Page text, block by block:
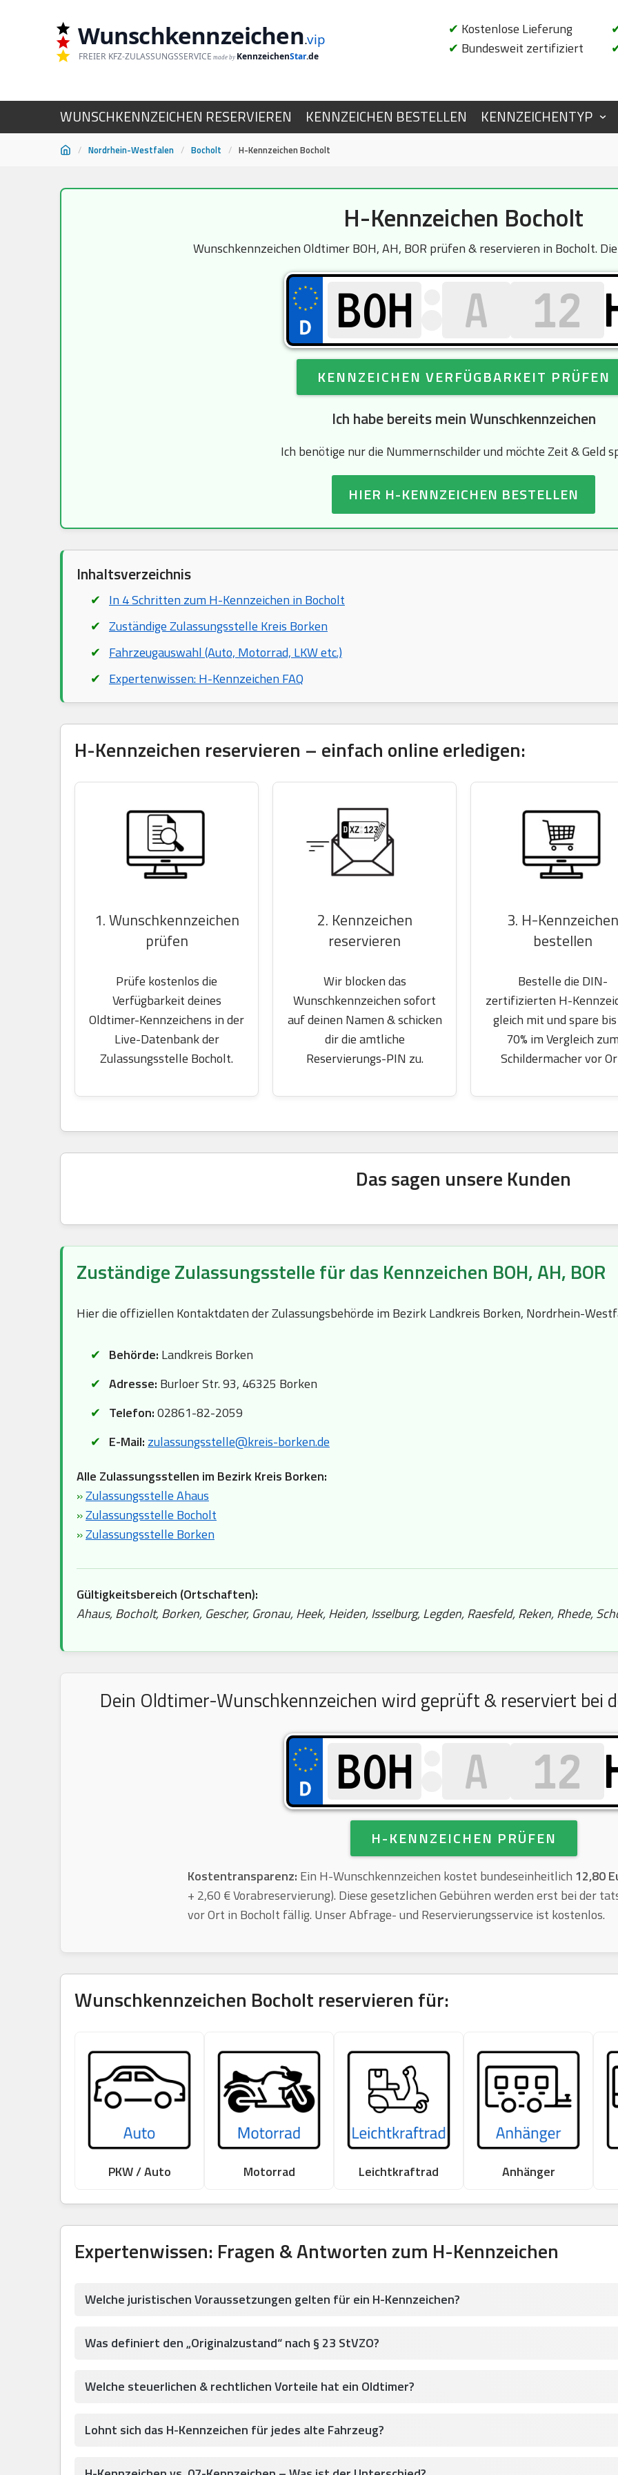
Wunschkennzeichen.vip
FREIER KFZ-ZULASSUNGSSERVICE made by KennzeichenStar.de
✔ Kostenlose Lieferung
✔ Bundesweit zertifiziert
WUNSCHKENNZEICHEN RESERVIEREN KENNZEICHEN BESTELLEN KENNZEICHENTYP
/ Nordrhein-Westfalen / Bocholt / H-Kennzeichen Bocholt
H-Kennzeichen Bocholt
Wunschkennzeichen Oldtimer BOH, AH, BOR prüfen & reservieren in Bocholt.
KENNZEICHEN VERFÜGBARKEIT PRÜFEN
Ich habe bereits mein Wunschkennzeichen
Ich benötige nur die Nummernschilder und möchte Zeit & Geld
HIER H-KENNZEICHEN BESTELLEN
Inhaltsverzeichnis
In 4 Schritten zum H-Kennzeichen in Bocholt
Zuständige Zulassungsstelle Kreis Borken
Fahrzeugauswahl (Auto, Motorrad, LKW etc.)
Expertenwissen: H-Kennzeichen FAQ
H-Kennzeichen reservieren – einfach online erledigen:
1. Wunschkennzeichen
prüfen
Prüfe kostenlos die
Verfügbarkeit deines
Oldtimer-Kennzeichens in der
Live-Datenbank der
Zulassungsstelle Bocholt.
2. Kennzeichen
reservieren
Wir blocken das
Wunschkennzeichen sofort
auf deinen Namen & schicken
dir die amtliche
Reservierungs-PIN zu.
3. H-Kennzeichen
bestellen
Bestelle die DIN-
zertifizierten H-
gleich mit und spare
70% im Vergleich zum
Schildermacher vor
Das sagen unsere Kunden
Zuständige Zulassungsstelle für das Kennzeichen BOH, AH, BOR
Hier die offiziellen Kontaktdaten der Zulassungsbehörde im Bezirk Landkreis Borken, Nordrhein-
Behörde: Landkreis Borken
Adresse: Burloer Str. 93, 46325 Borken
Telefon:02861-82-2059
E-Mail: zulassungsstelle@kreis-borken.de
Alle Zulassungsstellen im Bezirk Kreis Borken:
»Zulassungsstelle Ahaus
»Zulassungsstelle Bocholt
»Zulassungsstelle Borken
Gültigkeitsbereich (Ortschaften):
Ahaus, Bocholt, Borken, Gescher, Gronau, Heek, Heiden, Isselburg, Legden, Raesfeld, Reken, Rhede,
Dein Oldtimer-Wunschkennzeichen wird geprüft & reserviert bei
H-KENNZEICHEN PRÜFEN
Kostentransparenz: Ein H-Wunschkennzeichen kostet bundeseinheitlich 12,80
+ 2,60 € Vorabreservierung). Diese gesetzlichen Gebühren werden erst bei der
vor Ort in Bocholt fällig. Unser Abfrage- und Reservierungsservice ist kostenlos.
Wunschkennzeichen Bocholt reservieren für:
PKW / Auto Motorrad Leichtkraftrad Anhänger
Expertenwissen: Fragen & Antworten zum H-Kennzeichen
Welche juristischen Voraussetzungen gelten für ein H-Kennzeichen?
Was definiert den „Originalzustand“ nach § 23 StVZO?
Welche steuerlichen & rechtlichen Vorteile hat ein Oldtimer?
Lohnt sich das H-Kennzeichen für jedes alte Fahrzeug?